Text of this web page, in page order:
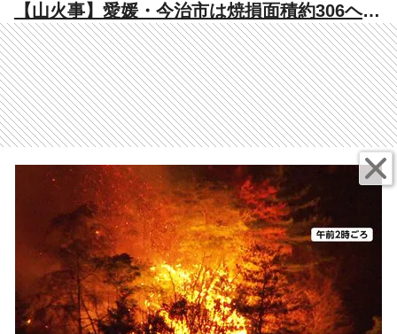
【山火事】愛媛・今治市は焼損面積約306ヘク
タールに 岡山市や宮崎市でも延焼拡大し各
地で避難指示も 岩手・大船渡市いまだ完全
鎮火至らず 韓国では死者18人に